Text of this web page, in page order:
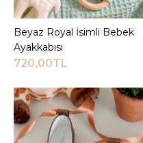
Sepete Ekle
Beyaz Royal İsimli Bebek
Ayakkabısı
720,00TL